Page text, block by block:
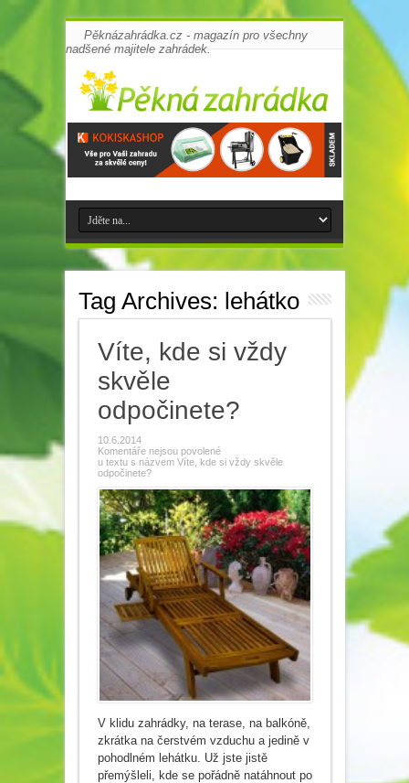
Pěknázahrádka.cz - magazín pro všechny
nadšené majitele zahrádek.
Tag Archives: lehátko
Víte, kde si vždy
skvěle
odpočinete?
10.6.2014
Komentáře nejsou povolené
u textu s názvem Víte, kde si vždy skvěle
odpočinete?
V klidu zahrádky, na terase, na balkóně,
zkrátka na čerstvém vzduchu a jedině v
pohodlném lehátku. Už jste jistě
přemýšleli, kde se pořádně natáhnout po